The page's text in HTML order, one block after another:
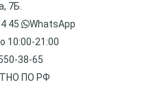
7Б.
45
WhatsApp
10:00-21:00
38-65
ПО РФ